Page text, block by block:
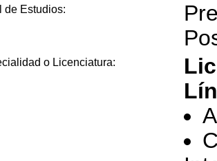
de Estudios:
o Licenciatura: